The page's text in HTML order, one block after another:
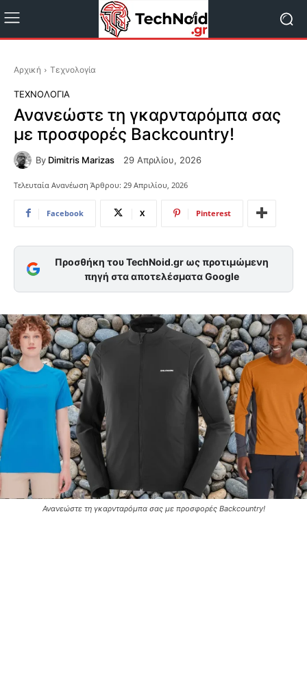
Αρχική Τεχνολογία
ΤΕΧΝΟΛΟΓΊΑ
Ανανεώστε τη γκαρνταρόμπα σας
με προσφορές Backcountry!
By Dimitris Marizas 29 Απριλίου, 2026
Τελευταία Ανανέωση Άρθρου: 29 Απριλίου, 2026
Facebook X Pinterest
Προσθήκη του TechNoid.gr ως προτιμώμενη
πηγή στα αποτελέσματα Google
Ανανεώστε τη γκαρνταρόμπα σας με προσφορές Backcountry!